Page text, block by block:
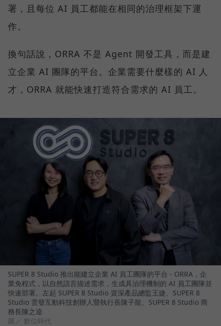
署，且每位 AI 員工都能在相同的治理框架下運
作。
換句話說，ORRA 不是 Agent 開發工具，而是建
立企業 AI 團隊的平台。企業需要什麼樣的 AI 人
才，ORRA 就能快速打造符合需求的 AI 員工。
SUPER 8 Studio 推出能建立企業 AI 員工團隊的平台 - ORRA，企
業免程式，以自然語言描述需求，生成具治理機制的 AI 員工團隊並
快速部署。左起 SUPER 8 Studio 資深產品總監王婕、SUPER 8
Studio 雲發互動科技創辦人暨執行長陳子龍、SUPER 8 Studio 商
務長陳之逵
圖／ 數位時代